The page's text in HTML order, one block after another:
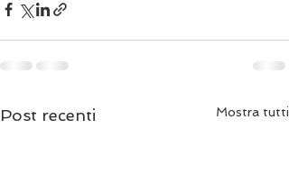
Post recenti Mostra tutti